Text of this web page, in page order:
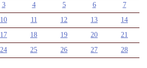
3 4 5 6
7
10 11 12 13
14
17 18 19 20
21
24 25 26 27
28